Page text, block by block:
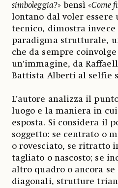
simboleggia?» bensì «Come
lontano dal voler essere
tecnico, dimostra invece
paradigma strutturale,
che da sempre
un’immagine, da
Battista Alberti al selfie
L’autore analizza il
luogo e la maniera in
esposta. Si considera il
soggetto: se centrato o
o rovesciato, se ritratto
tagliato o nascosto; se
altro quadro o ancora se
diagonali, strutture